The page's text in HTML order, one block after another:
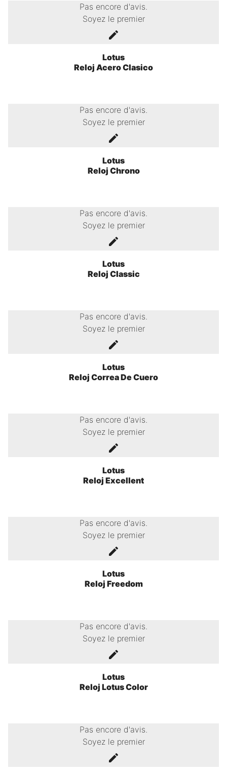
Pas encore d'avis.
Soyez le premier
Lotus
Reloj Acero Clasico
Pas encore d'avis.
Soyez le premier
Lotus
Reloj Chrono
Pas encore d'avis.
Soyez le premier
Lotus
Reloj Classic
Pas encore d'avis.
Soyez le premier
Lotus
Reloj Correa De Cuero
Pas encore d'avis.
Soyez le premier
Lotus
Reloj Excellent
Pas encore d'avis.
Soyez le premier
Lotus
Reloj Freedom
Pas encore d'avis.
Soyez le premier
Lotus
Reloj Lotus Color
Pas encore d'avis.
Soyez le premier